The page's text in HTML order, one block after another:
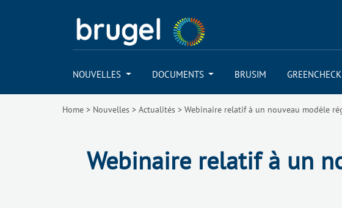
NOUVELLES DOCUMENTS BRUSIM GREENCHECK
Home > Nouvelles > Actualités > Webinaire relatif à un nouveau modèle
Webinaire relatif à un